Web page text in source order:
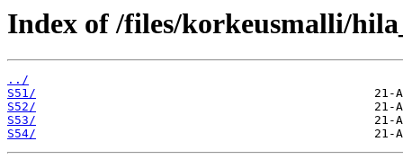
Index of /files/korkeusmalli/
../
S51/
S52/
S53/
S54/